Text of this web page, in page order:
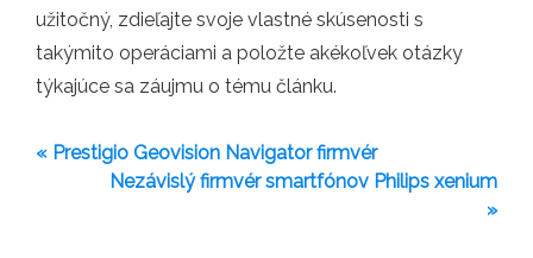
užitočný, zdieľajte svoje vlastné skúsenosti s
takýmito operáciami a položte akékoľvek otázky
týkajúce sa záujmu o tému článku.
« Prestigio Geovision Navigator firmvér
Nezávislý firmvér smartfónov Philips xenium
»